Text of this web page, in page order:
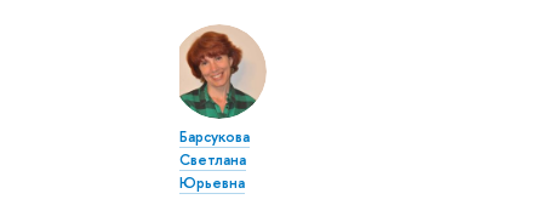
Барсукова
Светлана
Юрьевна